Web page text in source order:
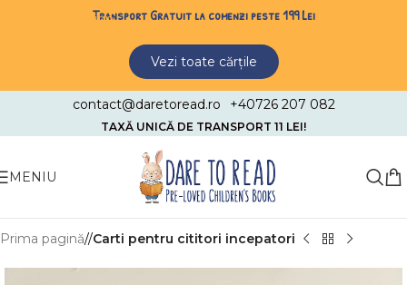
Skip to navigationTransport Gratuit la comenzi peste 199 Lei
Vezi toate cărțile
contact@daretoread.ro +40726 207 082
TAXĂ UNICĂ DE TRANSPORT 11 LEI!
MENIU
Prima pagină/ Carti pentru cititori incepatori